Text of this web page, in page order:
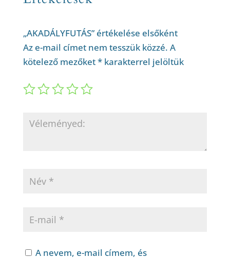
„AKADÁLYFUTÁS” értékelése elsőként
Az e-mail címet nem tesszük közzé. A
kötelező mezőket*karakterrel jelöltük
A nevem, e-mail címem, és